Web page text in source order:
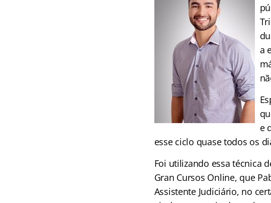
a
e
esse ciclo quase todos os
Foi utilizando essa técnica
Gran Cursos Online, que
Assistente Judiciário, no